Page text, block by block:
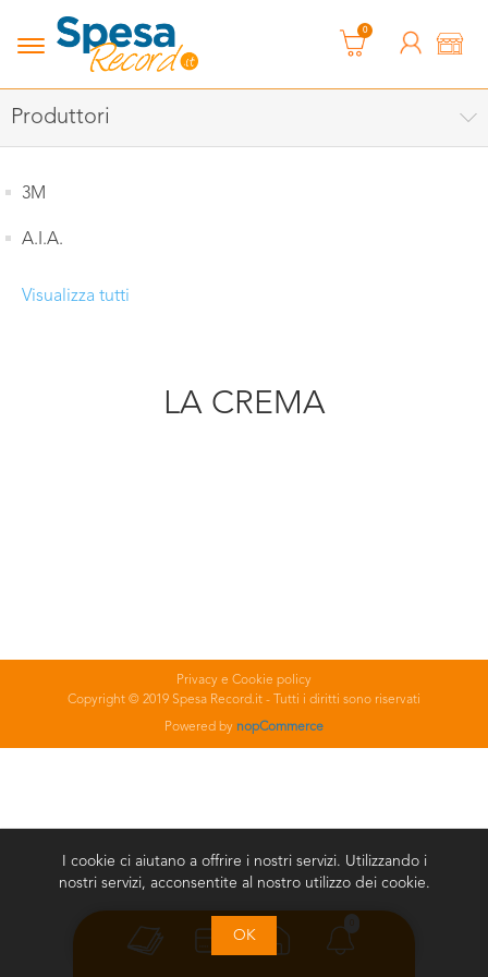
0
Produttori
3M
A.I.A.
Visualizza tutti
LA CREMA
Privacy e Cookie policy
Copyright © 2019 Spesa Record.it - Tutti i diritti sono riservati
Powered by nopCommerce
I cookie ci aiutano a offrire i nostri servizi. Utilizzando i
nostri servizi, acconsentite al nostro utilizzo dei cookie.
OK